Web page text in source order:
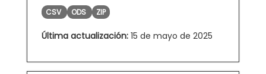
CSV ODS ZIP
Última actualización: 15 de mayo de 2025